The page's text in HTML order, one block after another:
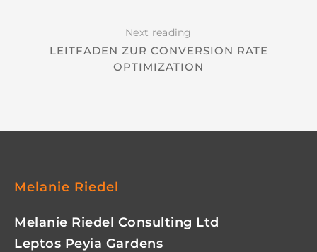
Next reading
LEITFADEN ZUR CONVERSION RATE
OPTIMIZATION
Melanie Riedel
Melanie Riedel Consulting Ltd
Leptos Peyia Gardens